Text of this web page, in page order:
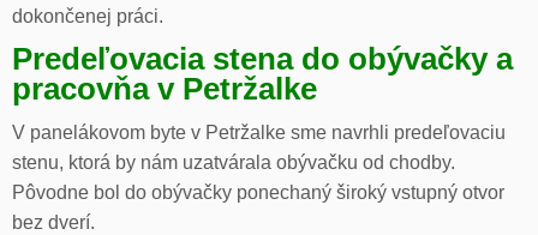
dokončenej práci.
Predeľovacia stena do obývačky a
pracovňa v Petržalke
V panelákovom byte v Petržalke sme navrhli predeľovaciu
stenu, ktorá by nám uzatvárala obývačku od chodby.
Pôvodne bol do obývačky ponechaný široký vstupný otvor
bez dverí.